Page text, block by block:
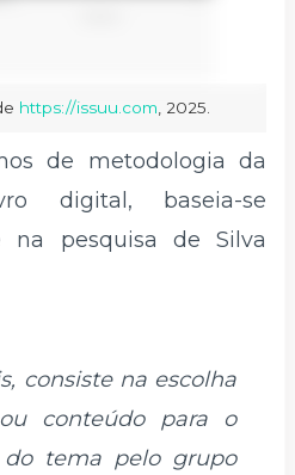
https://issuu.com , 2025.
de metodologia da
digital, baseia-se
na pesquisa de Silva
consiste na escolha
conteúdo para o
do tema pelo grupo